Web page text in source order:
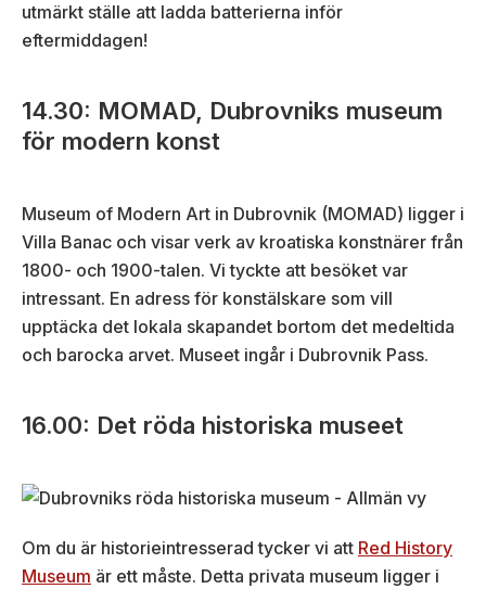
utmärkt ställe att ladda batterierna inför
eftermiddagen!
14.30: MOMAD, Dubrovniks museum
för modern konst
Museum of Modern Art in Dubrovnik (MOMAD) ligger i
Villa Banac och visar verk av kroatiska konstnärer från
1800- och 1900-talen. Vi tyckte att besöket var
intressant. En adress för konstälskare som vill
upptäcka det lokala skapandet bortom det medeltida
och barocka arvet. Museet ingår i Dubrovnik Pass.
16.00: Det röda historiska museet
Om du är historieintresserad tycker vi att Red History
Museum är ett måste. Detta privata museum ligger i